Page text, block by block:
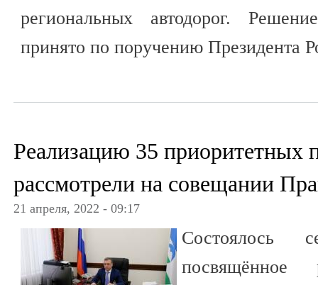
региональных автодорог.
принято по поручению Президента
Реализацию 35
рассмотрели на совещании
21 апреля, 2022 - 09:17
Состоялось
посвящённое